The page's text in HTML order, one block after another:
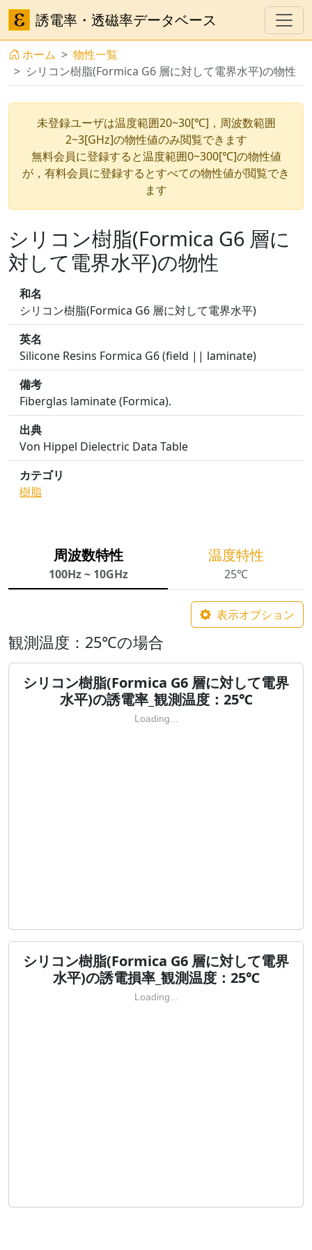
誘電率・透磁率データベース
ホーム
物性一覧
シリコン樹脂(Formica G6 層に対して電界水平)の物性
未登録ユーザは温度範囲20~30[℃]，周波数範囲
2~3[GHz]の物性値のみ閲覧できます
無料会員に登録すると温度範囲0~300[℃]の物性値
が，有料会員に登録するとすべての物性値が閲覧でき
ます
シリコン樹脂(Formica G6 層に
対して電界水平)の物性
和名
シリコン樹脂(Formica G6 層に対して電界水平)
英名
Silicone Resins Formica G6 (field || laminate)
備考
Fiberglas laminate (Formica).
出典
Von Hippel Dielectric Data Table
カテゴリ
樹脂
周波数特性
100Hz ~ 10GHz
温度特性
25℃
表示オプション
観測温度：25℃の場合
シリコン樹脂(Formica G6 層に対して電界
水平)の誘電率_観測温度：25℃
Loading...
シリコン樹脂(Formica G6 層に対して電界
水平)の誘電損率_観測温度：25℃
Loading...